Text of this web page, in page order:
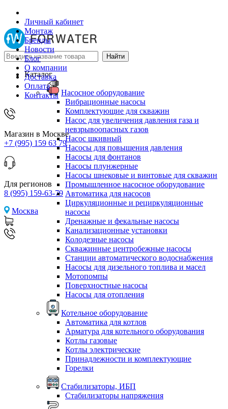
Личный кабинет
Монтаж
Бренды
Новости
Блог
О компании
Доставка
Оплата
Контакты
Магазин в Москве
+7 (995) 159 63 79
Для регионов
8 (995) 159-63-79
Москва
Каталог
Насосное оборудование
Вибрационные насосы
Комплектующие для скважин
Насос для увеличения давления газа и
невзрывоопасных газов
Насос шкивный
Насосы для повышения давления
Насосы для фонтанов
Насосы плунжерные
Насосы шнековые и винтовые для скважин
Промышленное насосное оборудование
Автоматика для насосов
Циркуляционные и рециркуляционные
насосы
Дренажные и фекальные насосы
Канализационные установки
Колодезные насосы
Скважинные центробежные насосы
Станции автоматического водоснабжения
Насосы для дизельного топлива и масел
Мотопомпы
Поверхностные насосы
Насосы для отопления
Котельное оборудование
Автоматика для котлов
Арматура для котельного оборудования
Котлы газовые
Котлы электрические
Принадлежности и комплектующие
Горелки
Стабилизаторы, ИБП
Стабилизаторы напряжения